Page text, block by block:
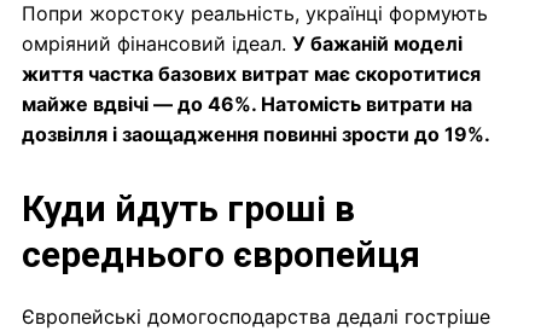
Попри жорстоку реальність, українці формують
омріяний фінансовий ідеал. У бажаній моделі
життя частка базових витрат має скоротитися
майже вдвічі — до 46%. Натомість витрати на
дозвілля і заощадження повинні зрости до 19%.
Куди йдуть гроші в
середнього європейця
Європейські домогосподарства дедалі гостріше